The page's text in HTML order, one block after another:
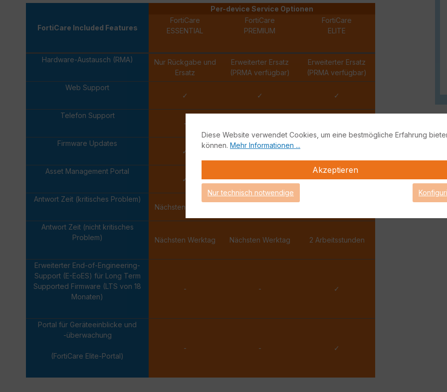
FortiCare Included Features
Per-device Service Optionen
FortiCare
ESSENTIAL
FortiCare
PREMIUM
FortiCare
ELITE
Hardware-Austausch (RMA)
Nur Rückgabe und
Ersatz
Erweiterter Ersatz
(PRMA verfügbar)
Erweiterter Ersatz
(PRMA verfügbar)
Web Support
✓
✓ ✓
Telefon Support
-
Firmware Updates
✓
✓
Asset Management Portal
✓
✓ ✓
Antwort Zeit (kritisches Problem)
Nächsten Werktag
Antwort Zeit (nicht kritisches
Problem)
Nächsten Werktag Nächsten Werktag 2 Arbeitsstunden
Erweiterter End-of-Engineering-
Support (E-EoES) für Long Term
Supported Firmware (LTS von 18
Monaten)
- - ✓
Portal für Geräteeinblicke und
-überwachung
(FortiCare Elite-Portal)
- - ✓
Diese Website verwendet Cookies, um eine bestmögliche Erfahrung
können. Mehr Informationen ...
Akzeptieren
Nur technisch notwendige